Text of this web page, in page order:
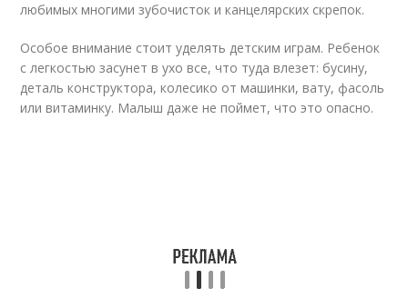
любимых многими зубочисток и канцелярских скрепок.
Особое внимание стоит уделять детским играм. Ребенок
с легкостью засунет в ухо все, что туда влезет: бусину,
деталь конструктора, колесико от машинки, вату, фасоль
или витаминку. Малыш даже не поймет, что это опасно.